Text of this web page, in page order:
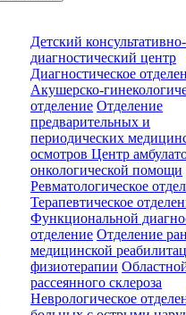
Детский консультативно-
диагностический центр
Диагностическое
Акушерско-
отделение Отделение
предварительных и
периодических
осмотровЦентр
онкологической помощи
Ревматологическое
Терапевтическое
Функциональной
отделение Отделение
медицинской
физиотерапии
рассеянного склероза
Неврологическое